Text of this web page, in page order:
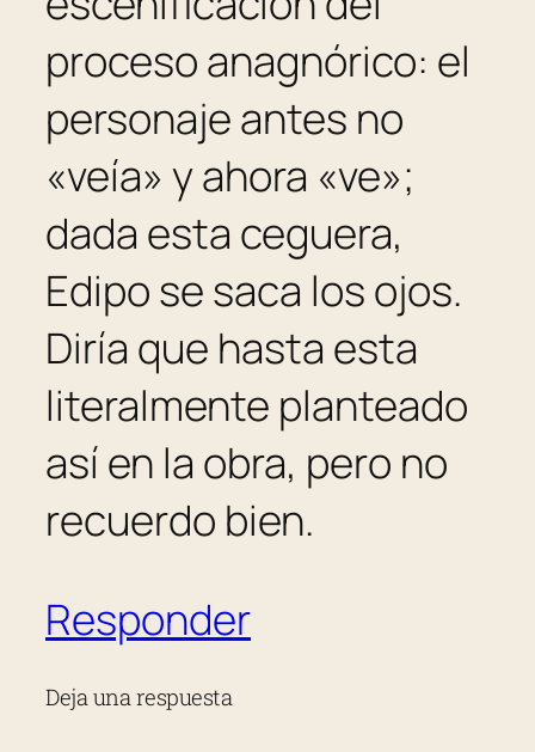
proceso anagnórico: el
personaje antes no
«veía» y ahora «ve»;
dada esta ceguera,
Edipo se saca los ojos.
Diría que hasta esta
literalmente planteado
así en la obra, pero no
recuerdo bien.
Responder
Deja una respuesta